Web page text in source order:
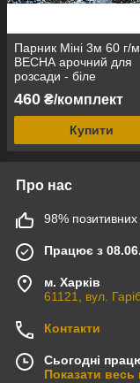
Парник Міні 3м 60 г/
ВЕСНА арочний для
розсади - біле
460 ₴/комплект
Купити
Про нас
98% позитивних
Працює з
м. Харків
61121, вул.
Контакти
Сьогодні
Показати весь